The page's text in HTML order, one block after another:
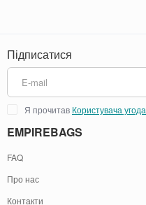
Підписатися
Я прочитав Користувача угода
EMPIREBAGS
FAQ
Про нас
Контакти